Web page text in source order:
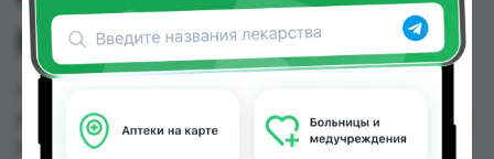
МЛ (М)
БЕЛОГО 50 МЛ (М) можно купить или заказать в
аптеках, Дору Фарм №20, Дору Фарм №6,